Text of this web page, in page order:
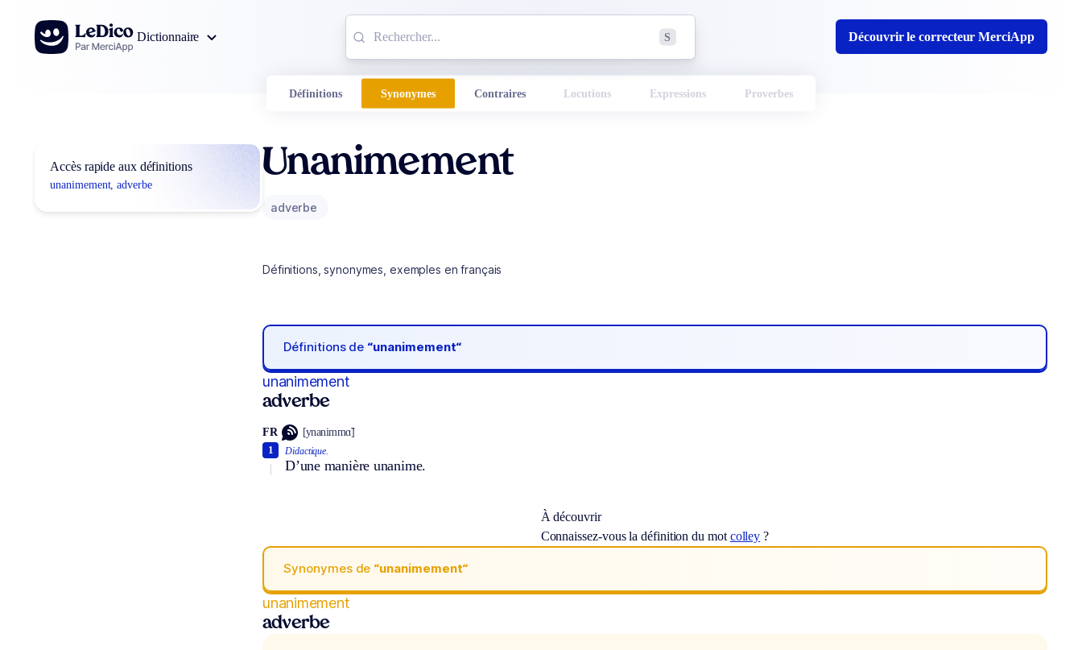
Aller au contenu
Dictionnaire
S Découvrir le correcteur MerciApp
Définitions Synonymes Contraires Locutions Expressions Proverbes
Accès rapide aux définitions
unanimement, adverbe
Unanimement
adverbe
Définitions, synonymes, exemples en français
Définitions de “unanimement“
unanimement
adverbe
FR [ynanimmɑ̃]
Didactique.
D’une manière unanime.
1
À découvrir
Connaissez-vous la définition du mot colley ?
Synonymes de “unanimement“
unanimement
adverbe